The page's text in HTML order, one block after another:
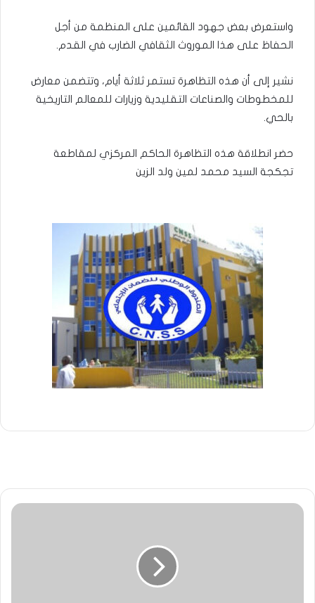
واستعرض بعض جهود القائمين على المنظمة من أجل
الحفاظ على هذا الموروث الثقافي الضارب في القدم.
نشير إلى أن هذه التظاهرة تستمر ثلاثة أيام، وتتضمن معارض
للمخطوطات والصناعات التقليدية وزيارات للمعالم التاريخية
بالحي.
حضر انطلاقة هذه التظاهرة الحاكم المركزي لمقاطعة
تجكجة السيد محمد لمين ولد الزين